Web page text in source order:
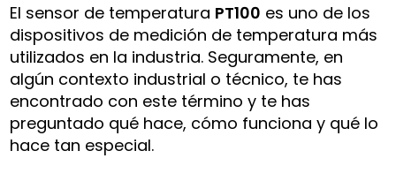
El sensor de temperatura PT100 es uno de los
dispositivos de medición de temperatura más
utilizados en la industria. Seguramente, en
algún contexto industrial o técnico, te has
encontrado con este término y te has
preguntado qué hace, cómo funciona y qué lo
hace tan especial.